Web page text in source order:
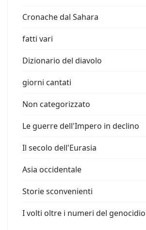
Cronache dal Sahara
fatti vari
Dizionario del diavolo
giorni cantati
Non categorizzato
Le guerre dell'Impero in declino
Il secolo dell'Eurasia
Asia occidentale
Storie sconvenienti
I volti oltre i numeri del genocidio